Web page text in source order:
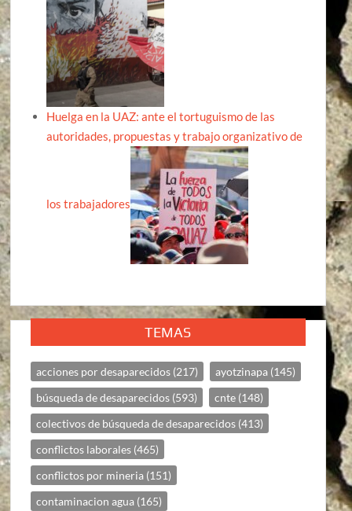
Huelga en la UAZ: ante el tortuguismo de las
autoridades, propuestas y trabajo organizativo de
los trabajadores
TEMAS
acciones por desaparecidos (217) ayotzinapa (145)
búsqueda de desaparecidos (593) cnte (148)
colectivos de búsqueda de desaparecidos (413)
conflictos laborales (465)
conflictos por mineria (151)
contaminacion agua (165)